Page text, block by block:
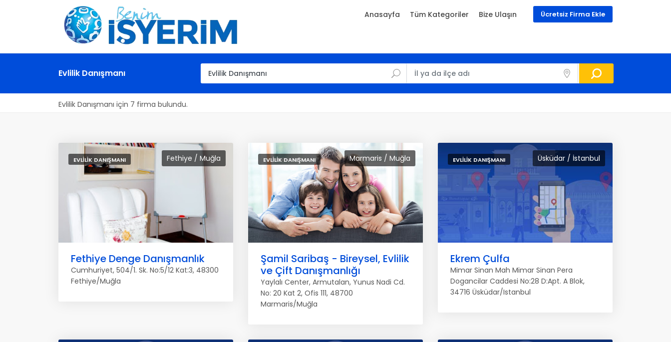
Ücretsiz Firma Ekle
Anasayfa Tüm Kategoriler Bize Ulaşın
Evlilik Danışmanı
Evlilik Danışmanı için 7 firma bulundu.
Fethiye / Muğla
EVLILIK DANIŞMANI
Fethiye Denge Danışmanlık
Cumhuriyet, 504/1. Sk. No:5/12 Kat:3, 48300
Fethiye/Muğla
Marmaris / Muğla
EVLILIK DANIŞMANI
Şamil Saribaş - Bireysel, Evlilik
ve Çift Danışmanlığı
Yaylalı Center, Armutalan, Yunus Nadi Cd.
No: 20 Kat 2, Ofis 111, 48700
Marmaris/Muğla
Üsküdar / İstanbul
EVLILIK DANIŞMANI
Ekrem Çulfa
Mimar Sinan Mah Mimar Sinan Pera
Dogancilar Caddesi No:28 D:Apt. A Blok,
34716 Üsküdar/Istanbul